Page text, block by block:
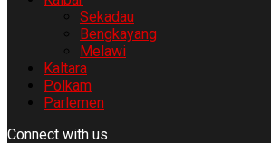
Sekadau
Bengkayang
Melawi
Kaltara
Polkam
Parlemen
Connect with us